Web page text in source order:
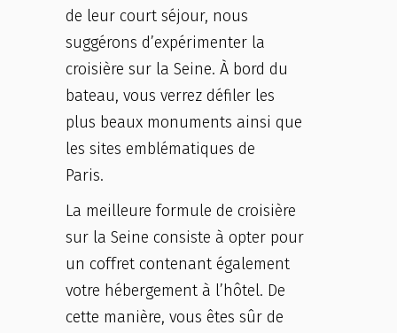
de leur court séjour, nous
suggérons d’expérimenter la
croisière sur la Seine. À bord du
bateau, vous verrez défiler les
plus beaux monuments ainsi que
les sites emblématiques de
Paris.
La meilleure formule de croisière
sur la Seine consiste à opter pour
un coffret contenant également
votre hébergement à l’hôtel. De
cette manière, vous êtes sûr de